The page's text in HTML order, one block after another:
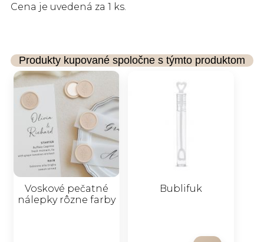
Cena je uvedená za 1 ks.
Produkty kupované spoločne s týmto produktom
Voskové pečatné
nálepky rôzne farby
Bublifuk